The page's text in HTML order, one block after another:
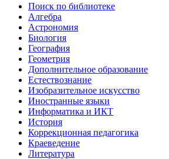
Поиск по библиотеке
Алгебра
Астрономия
Биология
География
Геометрия
Дополнительное образование
Естествознание
Изобразительное искусство
Иностранные языки
Информатика и ИКТ
История
Коррекционная педагогика
Краеведение
Литература